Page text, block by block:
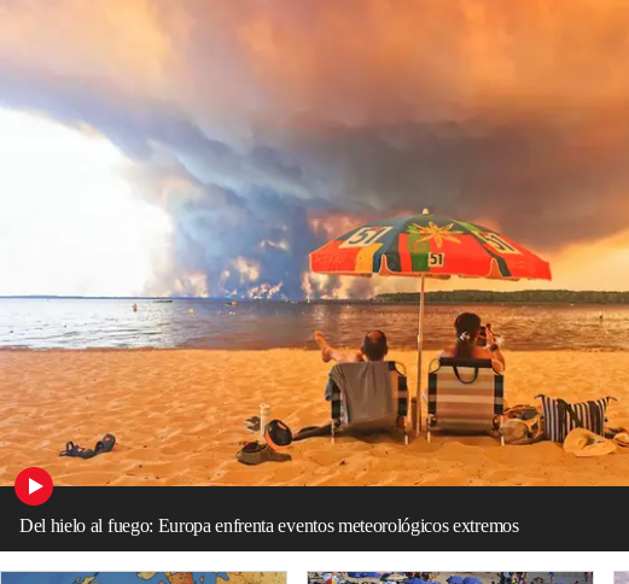
Del hielo al fuego: Europa enfrenta eventos meteorológicos extremos